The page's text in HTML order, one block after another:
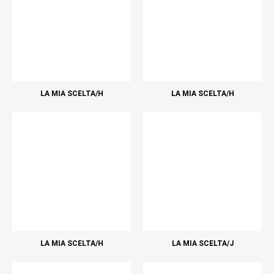
LA MIA SCELTA/H LA MIA SCELTA/H
LA MIA SCELTA/H LA MIA SCELTA/J